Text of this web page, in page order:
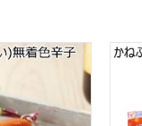
い)無着色辛子めか